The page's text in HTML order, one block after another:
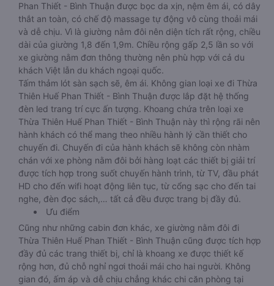
Phan Thiết - Bình Thuận được bọc da xịn, nệm êm ái, có dây
thắt an toàn, có chế độ massage tự động vô cùng thoải mái
và dễ chịu. Vì là giường nằm đôi nên diện tích rất rộng, chiều
dài của giường 1,8 đến 1,9m. Chiều rộng gấp 2,5 lần so với
xe giường nằm đơn thông thường nên phù hợp với cả du
khách Việt lẫn du khách ngoại quốc.
Tấm thảm lót sàn sạch sẽ, êm ái. Không gian loại xe đi Thừa
Thiên Huế Phan Thiết - Bình Thuận được lắp đặt hệ thống
đèn led trang trí cực ấn tượng. Khoang chứa trên loại xe
Thừa Thiên Huế Phan Thiết - Bình Thuận này thì rộng rãi nên
hành khách có thể mang theo nhiều hành lý cần thiết cho
chuyến đi. Chuyến đi của hành khách sẽ không còn nhàm
chán với xe phòng nằm đôi bởi hàng loạt các thiết bị giải trí
được tích hợp trong suốt chuyến hành trình, từ TV, đầu phát
HD cho đến wifi hoạt động liên tục, từ cổng sạc cho đến tai
nghe, đèn đọc sách,… tất cả đều được trang bị đầy đủ.
Ưu điểm
Cũng như những cabin đơn khác, xe giường nằm đôi đi
Thừa Thiên Huế Phan Thiết - Bình Thuận cũng được tích hợp
đầy đủ các trang thiết bị, chỉ là khoang xe được thiết kế
rộng hơn, đủ chỗ nghỉ ngơi thoải mái cho hai người. Không
gian đó, ấm áp và dễ chịu chẳng khác chi căn phòng tại